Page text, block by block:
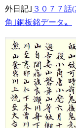
外日記｣ ３０７７話
角｣銅板銘データ〟